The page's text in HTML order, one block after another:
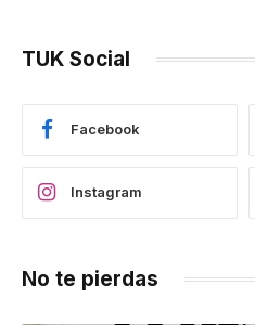
TUK Social
Facebook
Instagram
No te pierdas